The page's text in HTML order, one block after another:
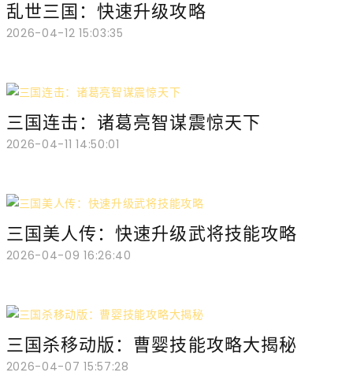
乱世三国：快速升级攻略
2026-04-12 15:03:35
三国连击：诸葛亮智谋震惊天下
2026-04-11 14:50:01
三国美人传：快速升级武将技能攻略
2026-04-09 16:26:40
三国杀移动版：曹婴技能攻略大揭秘
2026-04-07 15:57:28